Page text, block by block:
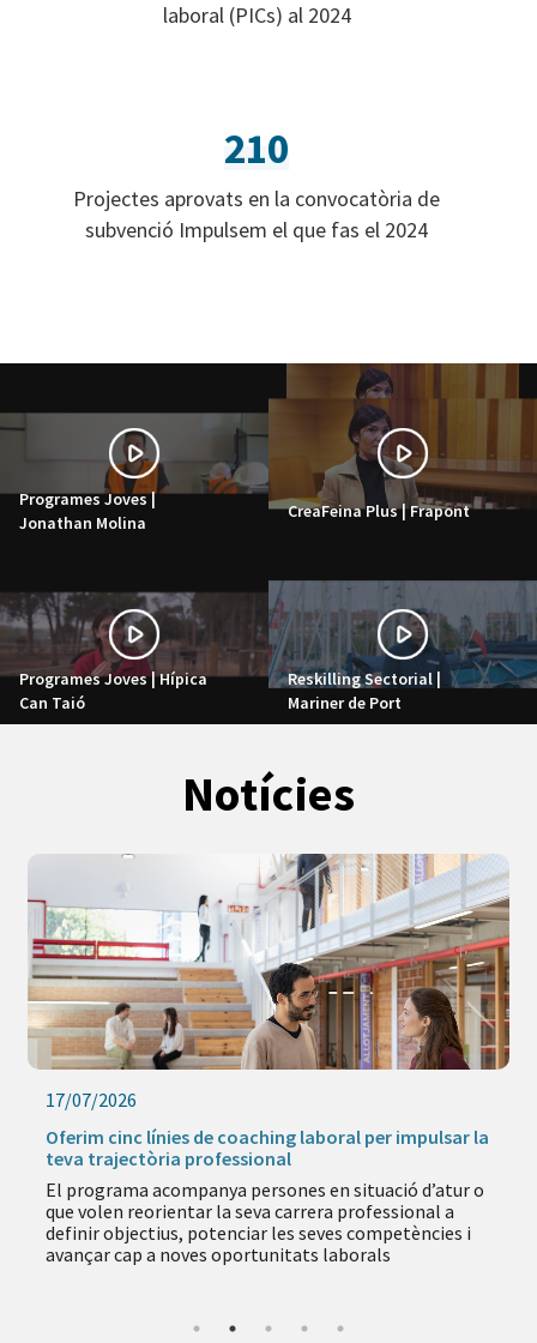
laboral (PICs) al 2024
210
Projectes aprovats en la convocatòria de
subvenció Impulsem el que fas el 2024
Programes Joves |
Jonathan Molina
CreaFeina Plus | Frapont
Programes Joves | Hípica
Can Taió
Reskilling Sectorial |
Mariner de Port
Notícies
17/07/2026
Oferim cinc línies de coaching laboral per impulsar la
teva trajectòria professional
El programa acompanya persones en situació d’atur o
que volen reorientar la seva carrera professional a
definir objectius, potenciar les seves competències i
avançar cap a noves oportunitats laborals